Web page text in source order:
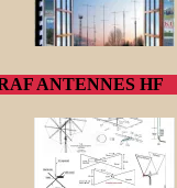
ANTENNES HF